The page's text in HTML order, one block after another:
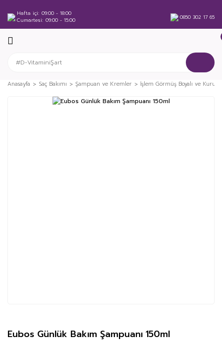
Hafta içi 09:00 - 18:00
Cumartesi 09:00 - 15:00 0850 302 17 65
Anasayfa Saç Bakımı Şampuan ve Kremler İşlem Görmüş Boyalı ve Kuru
Eubos Günlük Bakım Şampuanı 150ml